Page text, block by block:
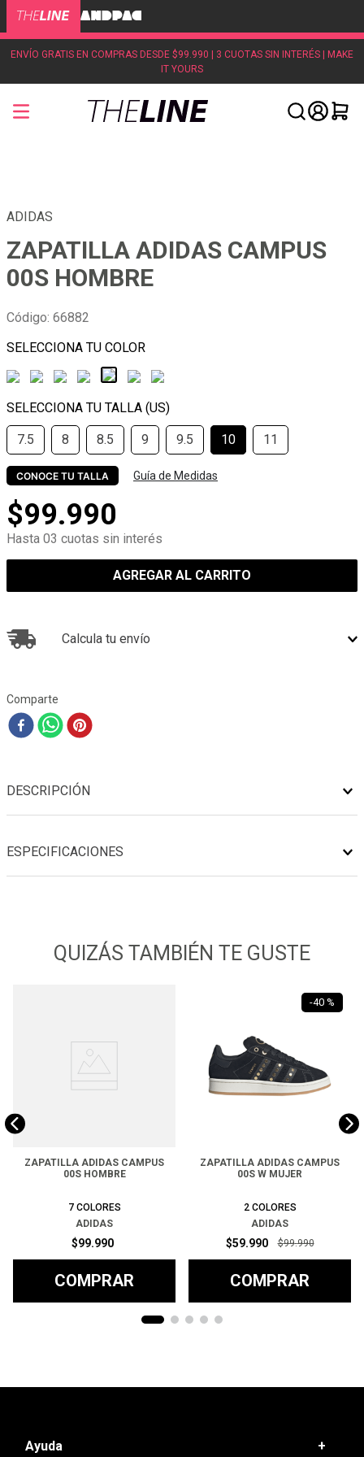
ENVÍO GRATIS EN COMPRAS DESDE $99.990 | 3 CUOTAS SIN INTERÉS | MAKE
IT YOURS
ADIDAS
ZAPATILLA ADIDAS CAMPUS
00S HOMBRE
Código: 66882
7.5 8 8.5 9 9.5 10 11
CONOCE TU TALLA Guía de Medidas
$99.990
Hasta 03 cuotas sin interés
AGREGAR AL CARRITO
Calcula tu envío
Comparte
DESCRIPCIÓN
ESPECIFICACIONES
QUIZÁS TAMBIÉN TE GUSTE
ZAPATILLA ADIDAS CAMPUS
00S HOMBRE
7 COLORES
ADIDAS
$99.990
COMPRAR
-40 %
ZAPATILLA ADIDAS CAMPUS
00S W MUJER
2 COLORES
ADIDAS
$59.990 $99.990
COMPRAR
Ayuda +